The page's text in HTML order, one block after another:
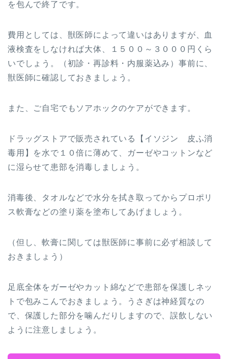
を包んで終了です。
費用としては、獣医師によって違いはありますが、血
液検査をしなければ大体、１５００～３０００円くら
いでしょう。（初診・再診料・内服薬込み）事前に、
獣医師に確認しておきましょう。
また、ご自宅でもソアホックのケアができます。
ドラッグストアで販売されている【イソジン 皮ふ消
毒用】を水で１０倍に薄めて、ガーゼやコットンなど
に湿らせて患部を消毒しましょう。
消毒後、タオルなどで水分を拭き取ってからプロポリ
ス軟膏などの塗り薬を塗布してあげましょう。
（但し、軟膏に関しては獣医師に事前に必ず相談して
おきましょう）
足底全体をガーゼやカット綿などで患部を保護しネッ
トで包みこんでおきましょう。うさぎは神経質なの
で、保護した部分を噛んだりしますので、誤飲しない
ように注意しましょう。